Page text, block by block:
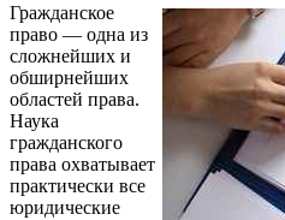
Гражданское
право — одна из
сложнейших и
обширнейших
областей права.
Наука
гражданского
права охватывает
практически все
юридические